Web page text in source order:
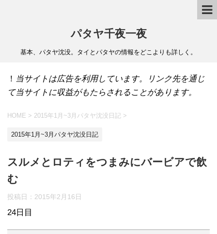
パタヤ千夜一夜
基本、パタヤ沈没。タイとパタヤの情報をどこよりも詳しく。
！ 当サイトは広告を利用しています。リンク先を通じ
て当サイトに収益がもたらされることがあります。
HOME > 2015年1月~3月パタヤ沈没日記 >
2015年1月~3月パタヤ沈没日記
スルメとロティをつまみにバービアで飲
む
投稿日： 2015年2月16日
24日目